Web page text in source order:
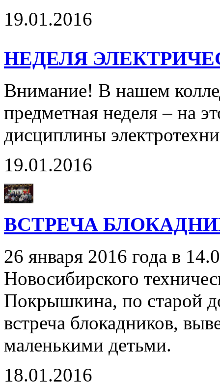
19.01.2016
НЕДЕЛЯ
Внимание! В нашем
предметная неделя – на
дисциплины
19.01.2016
ВСТРЕЧА
26 января 2016 года в
Новосибирского
Покрышкина, по старой
встреча блокадников,
маленькими детьми.
18.01.2016